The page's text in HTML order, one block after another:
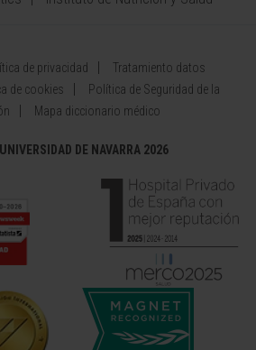
de privacidad
Tratamiento datos
de cookies
Política de Seguridad de la
Mapa diccionario médico
DE NAVARRA 2026